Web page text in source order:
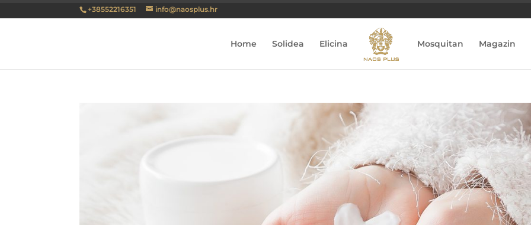
+38552216351 info@naosplus.hr
Home Solidea Elicina Mosquitan Magazin